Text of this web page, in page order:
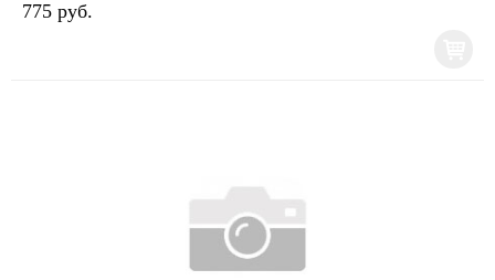
775 руб.